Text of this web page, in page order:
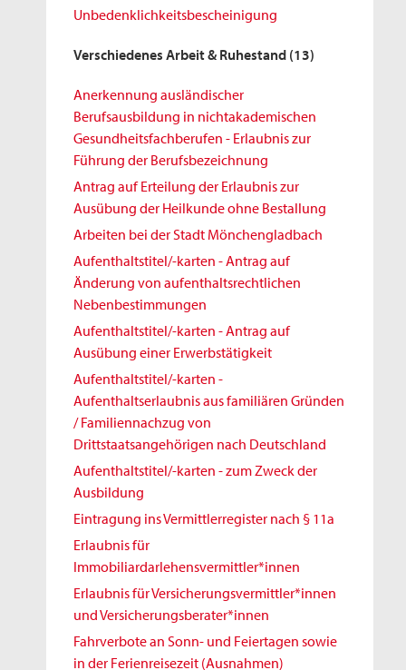
Unbedenklichkeitsbescheinigung
Verschiedenes Arbeit & Ruhestand (13)
Anerkennung ausländischer
Berufsausbildung in nichtakademischen
Gesundheitsfachberufen - Erlaubnis zur
Führung der Berufsbezeichnung
Antrag auf Erteilung der Erlaubnis zur
Ausübung der Heilkunde ohne Bestallung
Arbeiten bei der Stadt Mönchengladbach
Aufenthaltstitel/-karten - Antrag auf
Änderung von aufenthaltsrechtlichen
Nebenbestimmungen
Aufenthaltstitel/-karten - Antrag auf
Ausübung einer Erwerbstätigkeit
Aufenthaltstitel/-karten -
Aufenthaltserlaubnis aus familiären Gründen
/ Familiennachzug von
Drittstaatsangehörigen nach Deutschland
Aufenthaltstitel/-karten - zum Zweck der
Ausbildung
Eintragung ins Vermittlerregister nach § 11a
Erlaubnis für
Immobiliardarlehensvermittler*innen
Erlaubnis für Versicherungsvermittler*innen
und Versicherungsberater*innen
Fahrverbote an Sonn- und Feiertagen sowie
in der Ferienreisezeit (Ausnahmen)